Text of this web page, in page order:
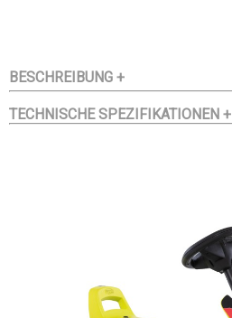
BESCHREIBUNG +
TECHNISCHE SPEZIFIKATIONEN +